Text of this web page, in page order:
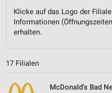
Klicke auf das Logo der
Informationen
erhalten.
17 Filialen
McDonald's Bad